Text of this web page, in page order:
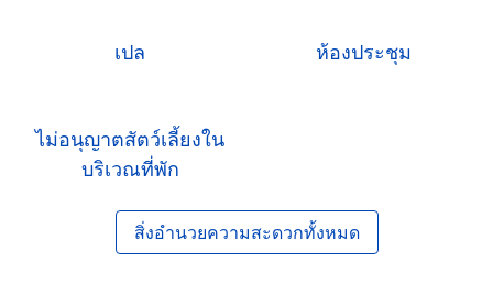
เปล ห้องประชุม
ไม่อนุญาตสัตว์เลี้ยงใน
บริเวณที่พัก
สิ่งอํานวยความสะดวกทั้งหมด